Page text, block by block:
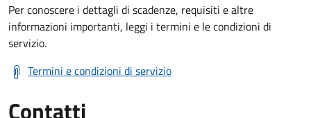
Per conoscere i dettagli di scadenze, requisiti e altre
informazioni importanti, leggi i termini e le condizioni di
servizio.
Termini e condizioni di servizio
Contatti